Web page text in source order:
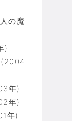
の魔
)
(2004
年)
年)
年)